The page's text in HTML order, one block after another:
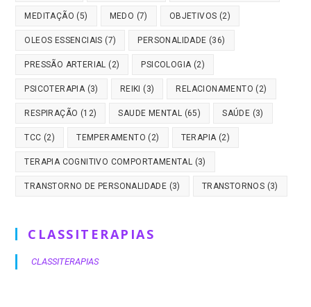
MEDITAÇÃO (5) MEDO (7) OBJETIVOS (2)
OLEOS ESSENCIAIS (7) PERSONALIDADE (36)
PRESSÃO ARTERIAL (2) PSICOLOGIA(2)
PSICOTERAPIA(3) REIKI (3) RELACIONAMENTO (2)
RESPIRAÇÃO (12) SAUDE MENTAL (65) SAÚDE (3)
TCC (2) TEMPERAMENTO (2) TERAPIA(2)
TERAPIA COGNITIVO COMPORTAMENTAL (3)
TRANSTORNO DE PERSONALIDADE (3) TRANSTORNOS (3)
CLASSITERAPIAS
CLASSITERAPIAS